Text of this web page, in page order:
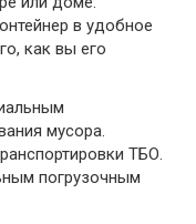
в удобное
как вы его
мусора.
ТБО.
погрузочным